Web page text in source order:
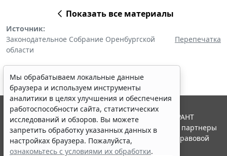
Показать все материалы
Источник:
Законодательное Собрание Оренбургской
области
Перепечатка
Мы обрабатываем локальные данные
браузера и используем инструменты
аналитики в целях улучшения и обеспечения
работоспособности сайта, статистических
исследований и обзоров. Вы можете
запретить обработку указанных данных в
настройках браузера. Пожалуйста,
ознакомьтесь с условиями их обработки.
© ООО "НПП "ГАРАНТ-СЕРВИС", 2026. Система ГАРАНТ
выпускается с 1990 года. Компания "Гарант" и ее партнеры
являются участниками Российской ассоциации правовой
информации ГАРАНТ.